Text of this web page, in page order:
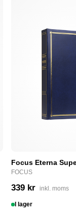
Focus Eterna
FOCUS
339 kr inkl. moms
I lager